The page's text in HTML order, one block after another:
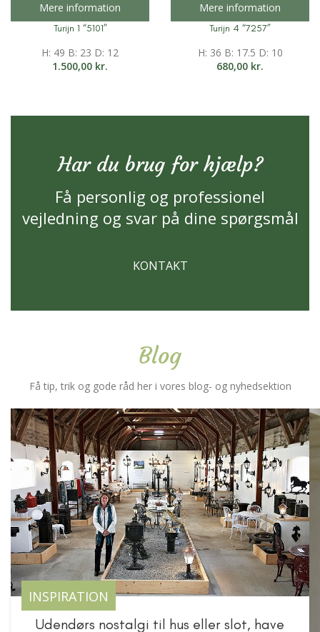
Mere information
Turijn 1 “5101”
H: 49 B: 23 D: 12
1.500,00 kr.
Mere information
Turijn 4 “7257”
H: 36 B: 17.5 D: 10
680,00 kr.
Har du brug for hjælp?
Få personlig og professionel
vejledning og svar på dine spørgsmål
KONTAKT
Blog
Få tip, trik og gode råd her i vores blog- og nyhedsektion
INSPIRATION
Udendørs nostalgi til hus eller slot, have